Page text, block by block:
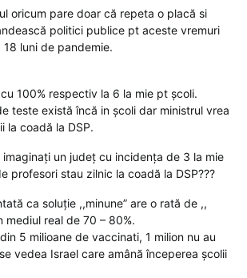
oricum pare doar că repeta o placă si
politici publice pt aceste vremuri
luni de pandemie.
100% respectiv la 6 la mie pt școli.
teste există încă in școli dar ministrul vrea
la coadă la DSP.
imaginați un județ cu incidența de 3 la mie
profesori stau zilnic la coadă la DSP???
ca soluție ,,minune” are o rată de ,,
mediul real de 70 – 80%.
5 milioane de vaccinati, 1 milion nu au
vedea Israel care amână începerea școlii